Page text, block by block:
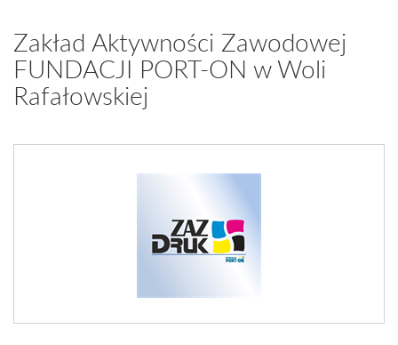
Zakład Aktywności Zawodowej
FUNDACJI PORT-ON w Woli
Rafałowskiej